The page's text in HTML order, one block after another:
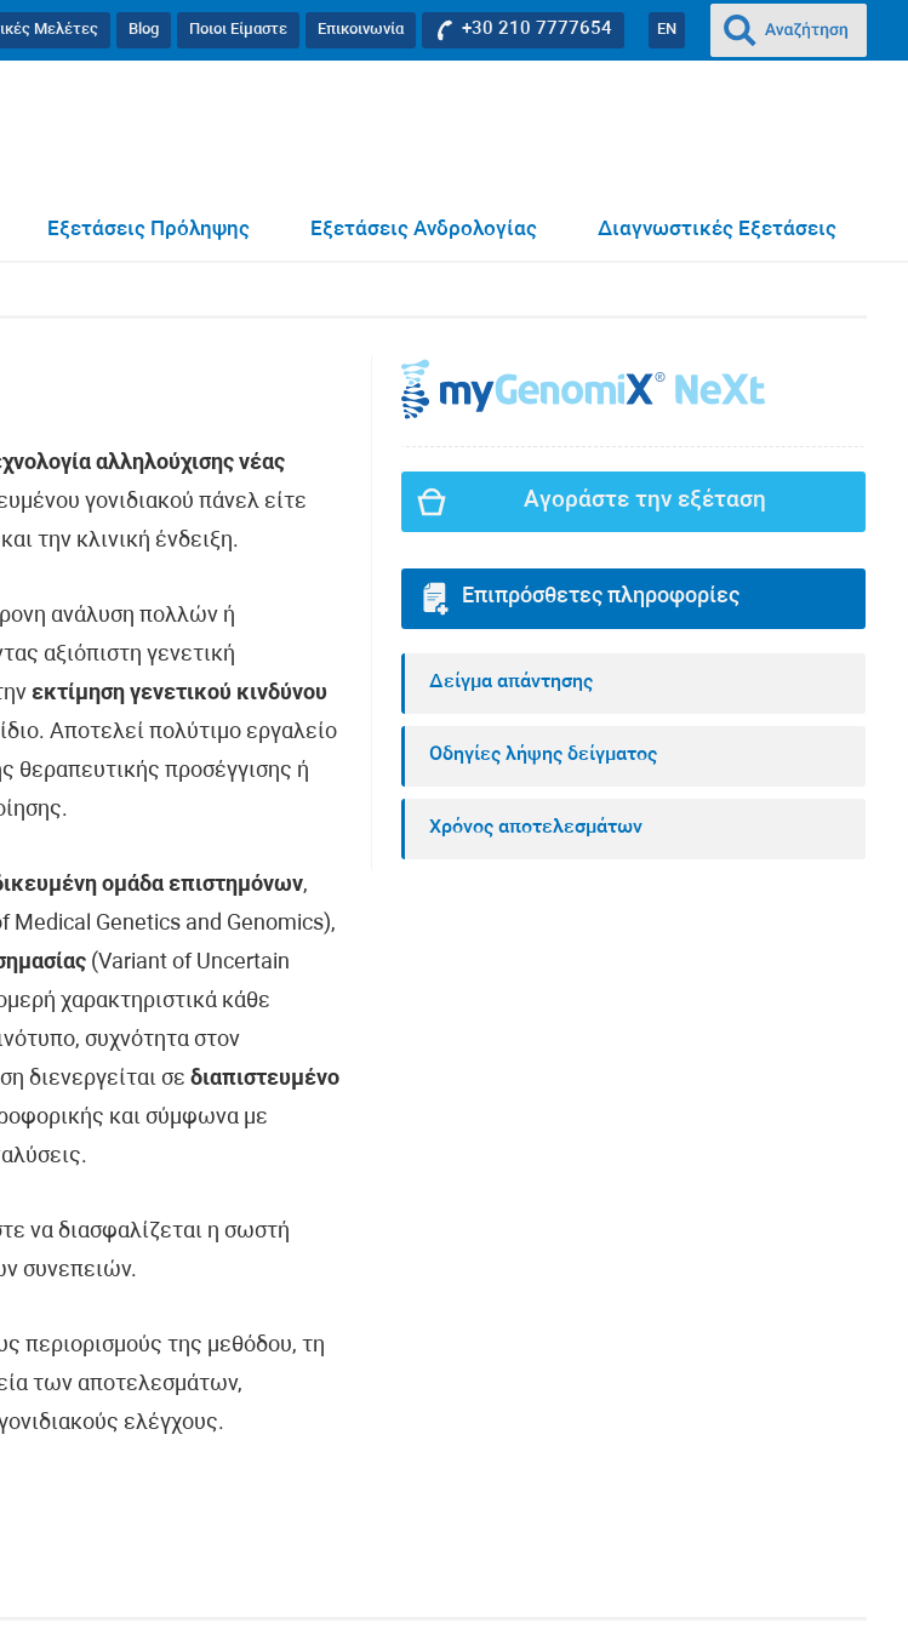
EN
+30 210 7777654
Επικοινωνία
Ποιοι Είμαστε
Blog
Μελέτες
Διαγνωστικές Εξετάσεις
Εξετάσεις Ανδρολογίας
Εξετάσεις Πρόληψης
αλληλούχισης νέας
γονιδιακού πάνελ είτε
την κλινική ένδειξη.
ανάλυση πολλών ή
αξιόπιστη γενετική
εκτίμηση γενετικού κινδύνου
Αποτελεί πολύτιμο εργαλείο
θεραπευτικής προσέγγισης ή
ομάδα επιστημόνων,
Medical Genetics and Genomics),
(Variant of Uncertain
χαρακτηριστικά κάθε
συχνότητα στον
διενεργείται σε διαπιστευμένο
και σύμφωνα με
να διασφαλίζεται η σωστή
συνεπειών.
περιορισμούς της μεθόδου, τη
των αποτελεσμάτων,
ελέγχους.
Αγοράστε την εξέταση
Επιπρόσθετες πληροφορίες
Δείγμα απάντησης
Οδηγίες λήψης δείγματος
Χρόνος αποτελεσμάτων